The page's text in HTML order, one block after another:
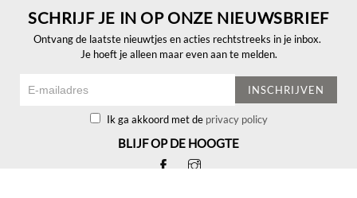
SCHRIJF JE IN OP ONZE NIEUWSBRIEF
Ontvang de laatste nieuwtjes en acties rechtstreeks in je inbox.
Je hoeft je alleen maar even aan te melden.
INSCHRIJVEN
Ik ga akkoord met de privacy policy
BLIJF OP DE HOOGTE